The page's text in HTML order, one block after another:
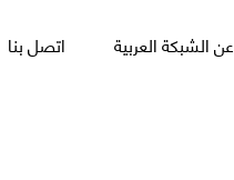
عن الشبكة العربية اتصل بنا